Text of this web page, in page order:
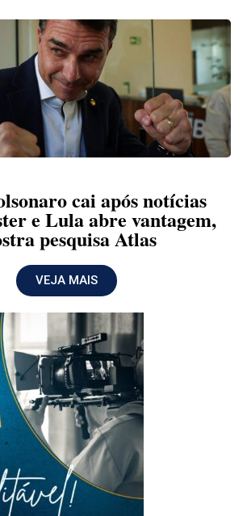
cai após notícias
e Lula abre vantagem,
pesquisa Atlas
VEJA MAIS